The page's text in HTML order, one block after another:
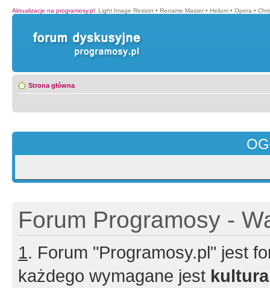
Aktualizacje na programosy.pl: Light Image Resizer • Rename Master • Helium • Opera •
Strona główna
Forum Programosy -
1. Forum "Programosy.pl" jest
każdego wymagane jest